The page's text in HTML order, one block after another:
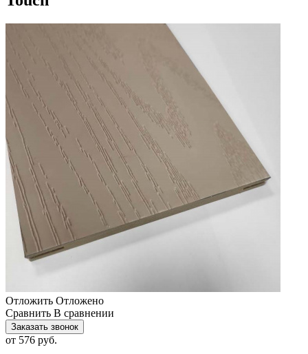
Отложить Отложено
Сравнить В сравнении
Заказать звонок
от 576 руб.